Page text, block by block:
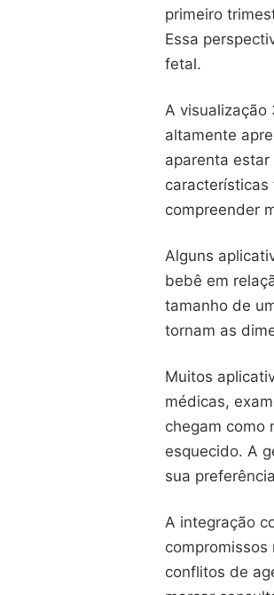
primeiro
Essa
fetal.
A
altamente
aparenta
características
compreender
Alguns
bebê em
tamanho de
tornam as
Muitos
médicas,
chegam como
esquecido. A
sua
A integração
conflitos de